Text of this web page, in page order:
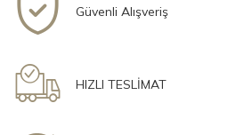
Güvenli Alışveriş
HIZLI TESLİMAT